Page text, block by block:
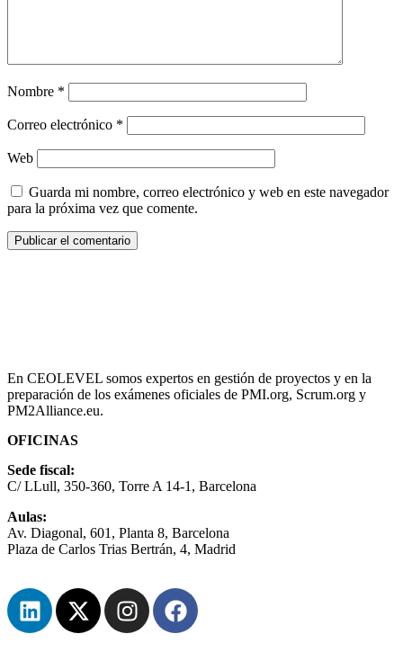
Nombre *
Correo electrónico *
Web
Guarda mi nombre, correo electrónico y web en este navegador
para la próxima vez que comente.
En CEOLEVEL somos expertos en gestión de proyectos y en la
preparación de los exámenes oficiales de PMI.org, Scrum.org y
PM2Alliance.eu.
OFICINAS
Sede fiscal:
C/ LLull, 350-360, Torre A 14-1, Barcelona
Aulas:
Av. Diagonal, 601, Planta 8, Barcelona
Plaza de Carlos Trias Bertrán, 4, Madrid